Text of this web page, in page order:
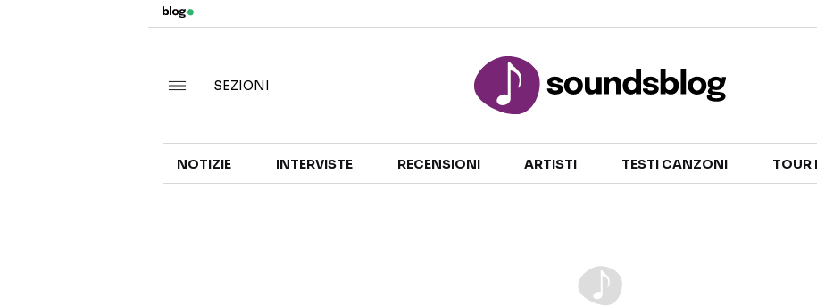
TALENT SHOW
SEZIONI
NOTIZIE INTERVISTE RECENSIONI ARTISTI TESTI CANZONI TOUR